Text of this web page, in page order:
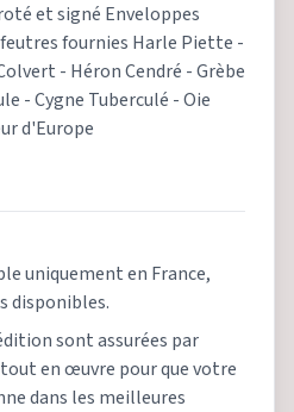
et signé Enveloppes
fournies Harle Piette -
- Héron Cendré - Grèbe
- Cygne Tuberculé - Oie
d'Europe
uniquement en France,
disponibles.
sont assurées par
en œuvre pour que votre
dans les meilleures